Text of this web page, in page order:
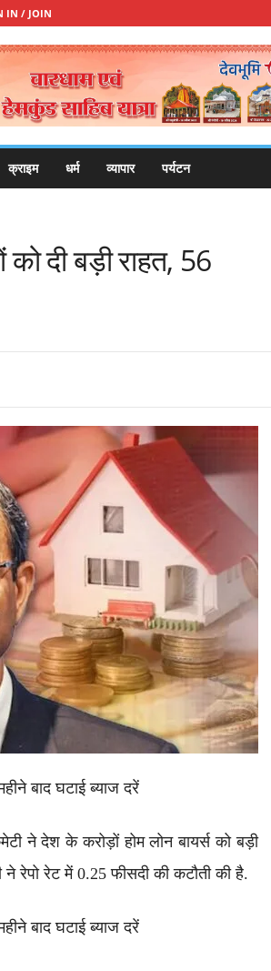
IN / JOIN
क्राइम धर्म व्यापार पर्यटन
दी बड़ी राहत, 56
बाद घटाई ब्याज दरें
ने देश के करोड़ों होम लोन बायर्स को बड़ी
रेपो रेट में 0.25 फीसदी की कटौती की है.
बाद घटाई ब्याज दरें